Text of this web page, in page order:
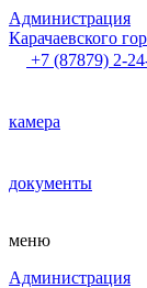
Администрация
Карачаевского
+7 (87879) 2-
камера
документы
меню
Администрация